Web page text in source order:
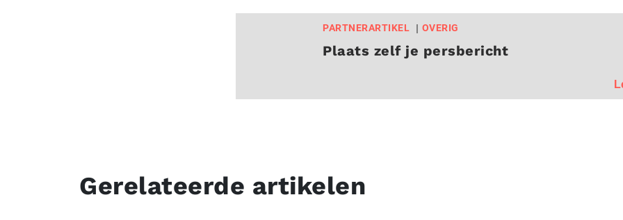
PARTNERARTIKEL OVERIG
Plaats zelf je persbericht
Gerelateerde artikelen